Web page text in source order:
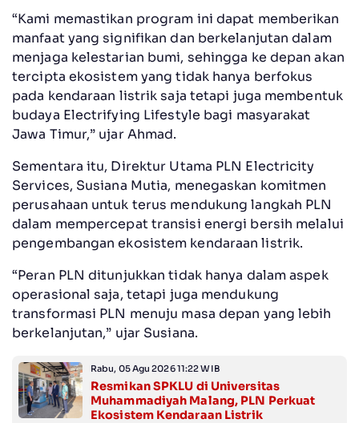
“Kami memastikan program ini dapat memberikan
manfaat yang signifikan dan berkelanjutan dalam
menjaga kelestarian bumi, sehingga ke depan akan
tercipta ekosistem yang tidak hanya berfokus
pada kendaraan listrik saja tetapi juga membentuk
budaya Electrifying Lifestyle bagi masyarakat
Jawa Timur,” ujar Ahmad.
Sementara itu, Direktur Utama PLN Electricity
Services, Susiana Mutia, menegaskan komitmen
perusahaan untuk terus mendukung langkah PLN
dalam mempercepat transisi energi bersih melalui
pengembangan ekosistem kendaraan listrik.
“Peran PLN ditunjukkan tidak hanya dalam aspek
operasional saja, tetapi juga mendukung
transformasi PLN menuju masa depan yang lebih
berkelanjutan,” ujar Susiana.
Rabu, 05 Agu 2026 11:22 WIB
Resmikan SPKLU di Universitas
Muhammadiyah Malang, PLN Perkuat
Ekosistem Kendaraan Listrik